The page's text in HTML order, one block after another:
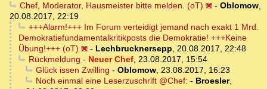
Chef, Moderator, Hausmeister bitte melden. (oT)
- Oblomow,
20.08.2017, 22:19
+++Alarm!+++ Im Forum verteidigt jemand nach exakt 1 Mrd.
Demokratiefundamentalkritikposts die Demokratie! +++Keine
Übung!+++ (oT)
- Lechbrucknersepp, 20.08.2017, 22:48
Rückmeldung - Neuer Chef, 23.08.2017, 15:54
Glück issen Zwilling - Oblomow, 23.08.2017, 16:23
Noch einmal eine Leserzuschrift @Chef: - Broesler,